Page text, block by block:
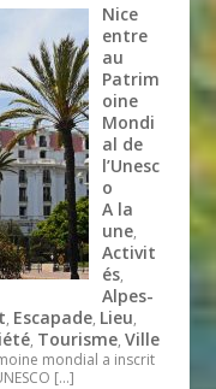
Nice
entre
au
Patrim
oine
Mondi
al de
l’Unesc
o
A la
une,
Activit
és,
Alpes-
, Escapade, Lieu,
, Tourisme,Ville
mondial a inscrit
[…]